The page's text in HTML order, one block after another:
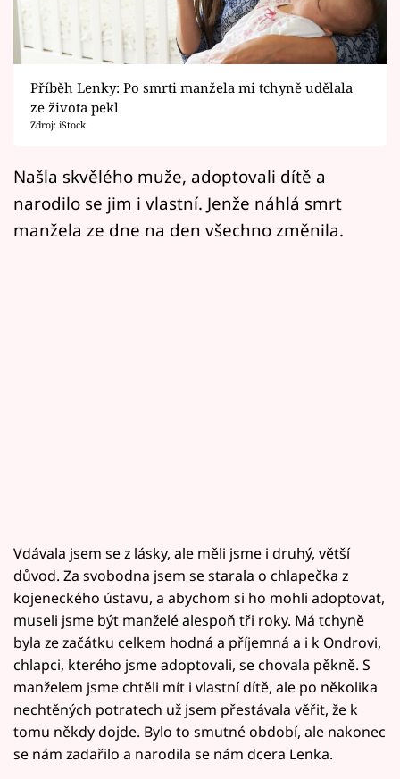
Sledujte prima+
Filmový festival Karlovy Vary
Pořady
Přihlášení
Příběh Lenky: Po smrti manžela mi tchyně udělala
ze života pekl
Zdroj: iStock
Našla skvělého muže, adoptovali dítě a
narodilo se jim i vlastní. Jenže náhlá smrt
manžela ze dne na den všechno změnila.
Vdávala jsem se z lásky, ale měli jsme i druhý, větší
důvod. Za svobodna jsem se starala o chlapečka z
kojeneckého ústavu, a abychom si ho mohli adoptovat,
museli jsme být manželé alespoň tři roky. Má tchyně
byla ze začátku celkem hodná a příjemná a i k Ondrovi,
chlapci, kterého jsme adoptovali, se chovala pěkně. S
manželem jsme chtěli mít i vlastní dítě, ale po několika
nechtěných potratech už jsem přestávala věřit, že k
tomu někdy dojde. Bylo to smutné období, ale nakonec
se nám zadařilo a narodila se nám dcera Lenka.